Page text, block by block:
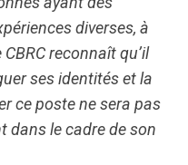
diverses, à
reconnaît qu’il
ses identités et la
ce poste ne sera pas
dans le cadre de son